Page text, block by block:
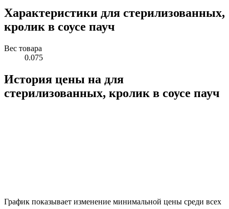
Характеристики для стерилизованных,
кролик в соусе пауч
Вес товара
0.075
История цены на для
стерилизованных, кролик в соусе пауч
График показывает изменение минимальной цены среди всех